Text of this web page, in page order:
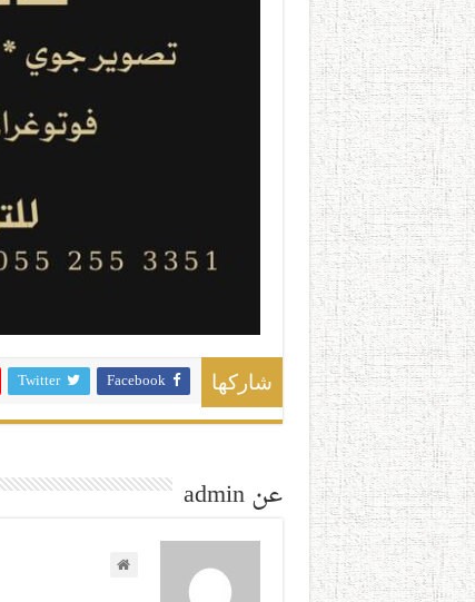
شاركها Facebook
Twitter
عن admin